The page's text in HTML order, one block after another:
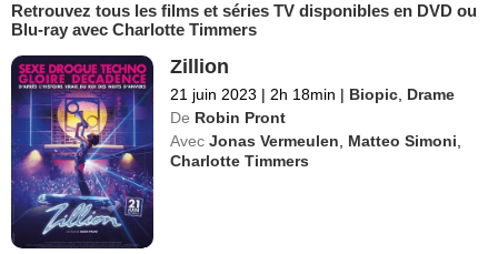
Retrouvez tous les films et séries TV disponibles en DVD ou
Blu-ray avec Charlotte Timmers
Zillion
21 juin 2023 | 2h 18min | Biopic Drame
De Robin Pront
Avec Jonas Vermeulen Matteo Simoni
Charlotte Timmers